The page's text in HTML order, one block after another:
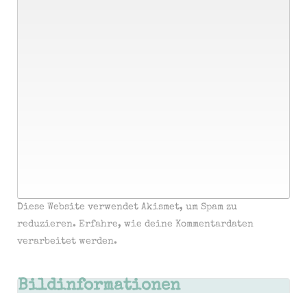
Diese Website verwendet Akismet, um Spam zu
reduzieren. Erfahre, wie deine Kommentardaten
verarbeitet werden.
Bildinformationen